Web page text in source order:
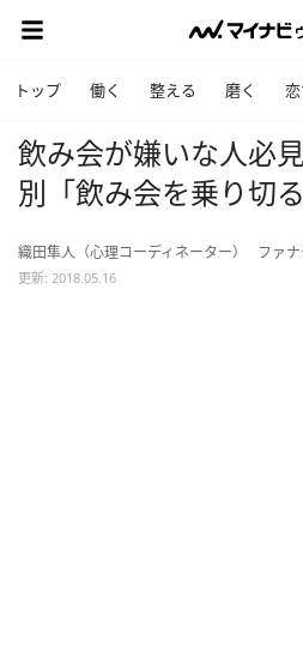
トップ 働く 整える 磨く
飲み会が嫌いな人必
別「飲み会を乗り切る
織田隼人（心理コーディネーター） ファ
更新: 2018.05.16